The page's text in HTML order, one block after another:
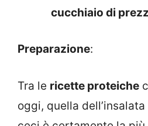
cucchiaio di
Preparazione:
Tra le ricette proteiche
oggi, quella